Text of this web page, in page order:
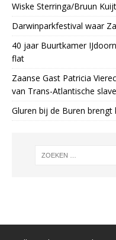
Wiske Sterringa/Bruun
Darwinparkfestival waar
40 jaar Buurtkamer
flat
Zaanse Gast Patricia
van Trans-Atlantische
Gluren bij de Buren